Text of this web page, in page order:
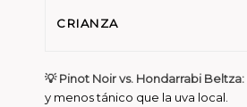
CRIANZA
💡 Pinot Noir vs. Hondarrabi Beltza:
y menos tánico que la uva local.